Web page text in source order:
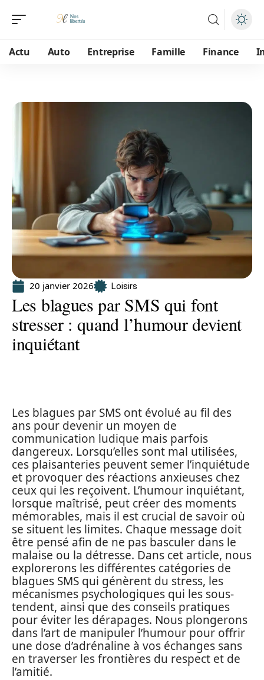
Actu Auto Entreprise Famille Finance
20 janvier 2026 Loisirs
Les blagues par SMS qui font
stresser : quand l’humour devient
inquiétant
Les blagues par SMS ont évolué au fil des
ans pour devenir un moyen de
communication ludique mais parfois
dangereux. Lorsqu’elles sont mal utilisées,
ces plaisanteries peuvent semer l’inquiétude
et provoquer des réactions anxieuses chez
ceux qui les reçoivent. L’humour inquiétant,
lorsque maîtrisé, peut créer des moments
mémorables, mais il est crucial de savoir où
se situent les limites. Chaque message doit
être pensé afin de ne pas basculer dans le
malaise ou la détresse. Dans cet article, nous
explorerons les différentes catégories de
blagues SMS qui génèrent du stress, les
mécanismes psychologiques qui les sous-
tendent, ainsi que des conseils pratiques
pour éviter les dérapages. Nous plongerons
dans l’art de manipuler l’humour pour offrir
une dose d’adrénaline à vos échanges sans
en traverser les frontières du respect et de
l’amitié.